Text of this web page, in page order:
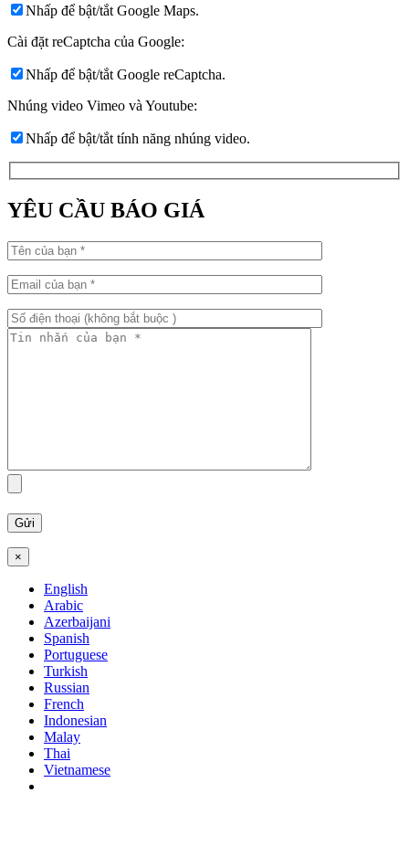
Nhấp để bật/tắt Google Maps.
Cài đặt reCaptcha của Google:
Nhấp để bật/tắt Google reCaptcha.
Nhúng video Vimeo và Youtube:
Nhấp để bật/tắt tính năng nhúng video.
YÊU CẦU BÁO GIÁ
×
English
Arabic
Azerbaijani
Spanish
Portuguese
Turkish
Russian
French
Indonesian
Malay
Thai
Vietnamese